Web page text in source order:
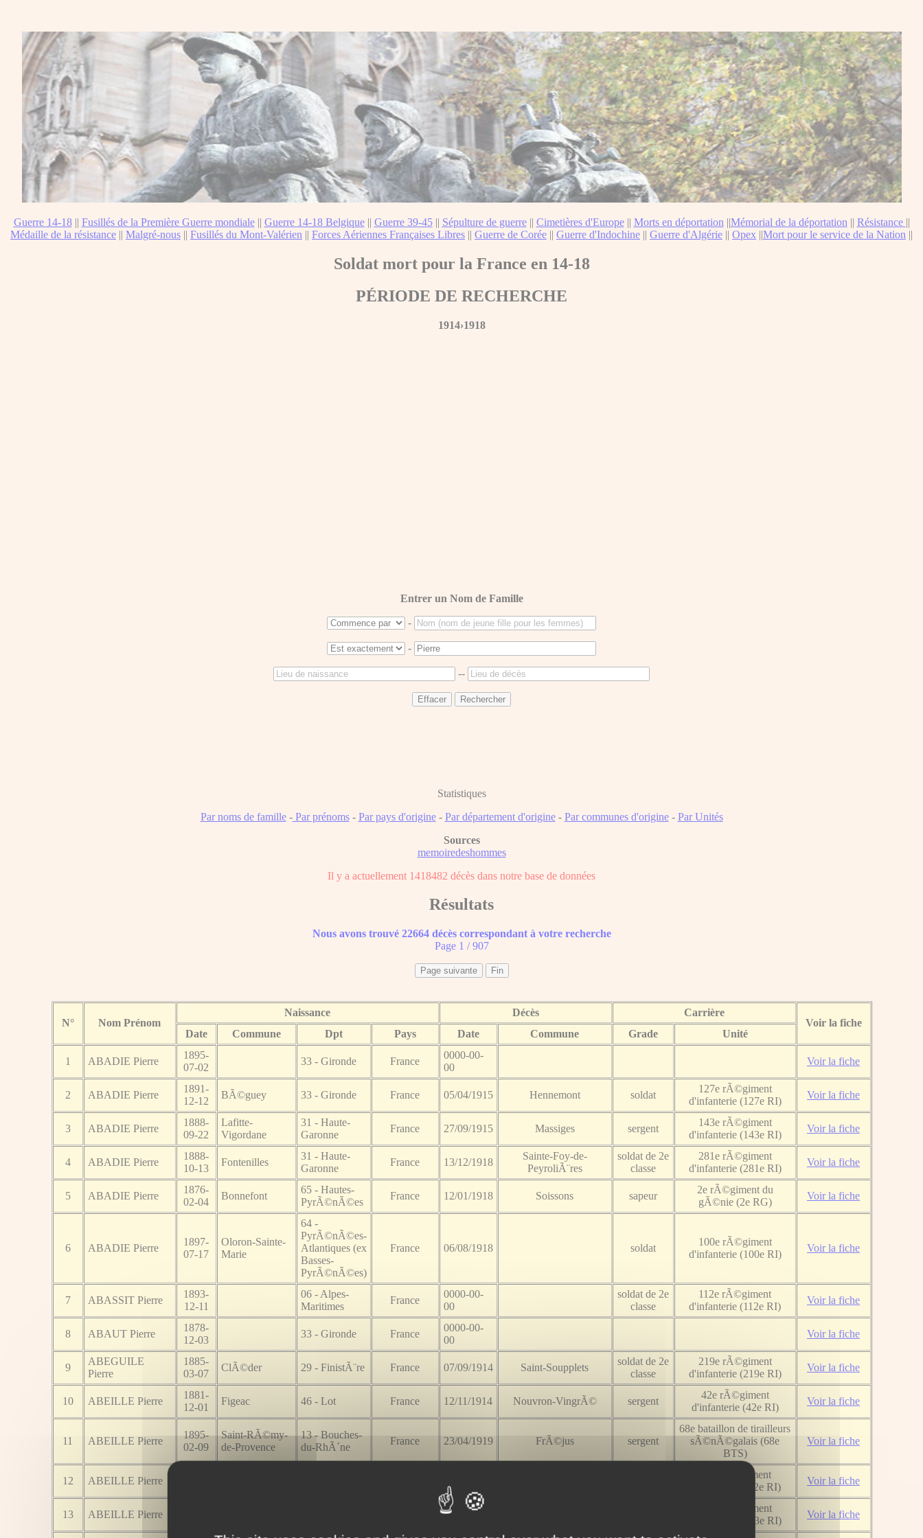
Guerre 14-18|| Fusillés de la Première Guerre mondiale|| Guerre 14-18 Belgique|| Guerre 39-45|| Sépulture de guerre|| Cimetières d'Europe|| Morts en déportation ||Mémorial de la déportation || Résistance ||
Médaille de la résistance || Malgré-nous || Fusillés du Mont-Valérien || Forces Aériennes Françaises Libres || Guerre de Corée || Guerre d'Indochine || Guerre d'Algérie || Opex ||Mort pour le service de la Nation ||
Soldat mort pour la France en 14-18
PÉRIODE DE RECHERCHE
1914›1918
Entrer un Nom de Famille
-
-
--
Statistiques
Par noms de famille-Par prénoms- Par pays d'origine- Par département d'origine- Par communes d'origine- Par Unités
Sources
memoiredeshommes
Il y a actuellement 1418482 décès dans notre base de données
Résultats
Nous avons trouvé 22664 décès correspondant à votre recherche
Page 1 / 907
N° Nom Prénom
Naissance Décès
Carrière
Voir la fiche
Date
Commune Dpt Pays Date Commune Grade Unité
1 ABADIE Pierre
1895-
07-02
33 - Gironde France
0000-00-
00
Voir la fiche
2 ABADIE Pierre
1891-
12-12
BÃ©guey 33 - Gironde France 05/04/1915 Hennemont soldat
127e rÃ©giment
d'infanterie (127e RI)
Voir la fiche
3 ABADIE Pierre
1888-
09-22
Lafitte-
Vigordane
31 - Haute-
Garonne
France 27/09/1915 Massiges sergent
143e rÃ©giment
d'infanterie (143e RI)
Voir la fiche
4 ABADIE Pierre
1888-
10-13
Fontenilles
31 - Haute-
Garonne
France 13/12/1918
Sainte-Foy-de-
PeyroliÃ¨res
soldat de 2e
classe
281e rÃ©giment
d'infanterie (281e RI)
Voir la fiche
5 ABADIE Pierre
1876-
02-04
Bonnefont
65 - Hautes-
PyrÃ©nÃ©es
France 12/01/1918 Soissons sapeur
2e rÃ©giment du
gÃ©nie (2e RG)
Voir la fiche
6 ABADIE Pierre
1897-
07-17
Oloron-Sainte-
Marie
64 -
PyrÃ©nÃ©es-
Atlantiques (ex
Basses-
PyrÃ©nÃ©es)
France 06/08/1918 soldat
100e rÃ©giment
d'infanterie (100e RI)
Voir la fiche
7 ABASSIT Pierre
1893-
12-11
06 - Alpes-
Maritimes
France
0000-00-
00
soldat de 2e
classe
112e rÃ©giment
d'infanterie (112e RI)
Voir la fiche
8 ABAUT Pierre
1878-
12-03
33 - Gironde France
0000-00-
00
Voir la fiche
9
ABEGUILE
Pierre
1885-
03-07
ClÃ©der 29 - FinistÃ¨re France 07/09/1914 Saint-Soupplets
soldat de 2e
classe
219e rÃ©giment
d'infanterie (219e RI)
Voir la fiche
10 ABEILLE Pierre
1881-
12-01
Figeac 46 - Lot France 12/11/1914 Nouvron-VingrÃ© sergent
42e rÃ©giment
d'infanterie (42e RI)
Voir la fiche
11 ABEILLE Pierre
1895-
02-09
Saint-RÃ©my-
de-Provence
13 - Bouches-
du-RhÃ´ne
France 23/04/1919 FrÃ©jus sergent
68e bataillon de tirailleurs
sÃ©nÃ©galais (68e
BTS)
Voir la fiche
12 ABEILLE Pierre
112e rÃ©giment
d'infanterie (112e RI)
Voir la fiche
13 ABEILLE Pierre 08/09/1914
283e rÃ©giment
d'infanterie (283e RI)
Voir la fiche